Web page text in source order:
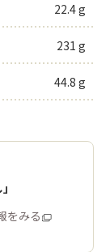
22.4 g
231 g
44.8 g
をみる